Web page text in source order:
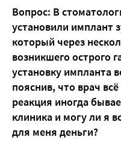
Вопрос: В
установили имплант
который через
возникшего острого
установку импланта
пояснив, что врач
реакция иногда
клиника и могу ли я
для меня деньги?